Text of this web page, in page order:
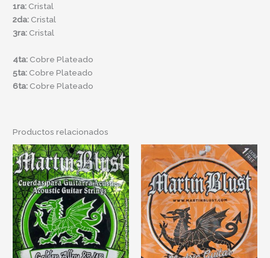
1ra: Cristal
2da: Cristal
3ra: Cristal
4ta: Cobre Plateado
5ta: Cobre Plateado
6ta: Cobre Plateado
Productos relacionados